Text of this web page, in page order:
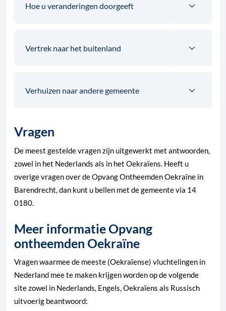
Hoe u veranderingen doorgeeft
Vertrek naar het buitenland
Verhuizen naar andere gemeente
Vragen
De meest gestelde vragen zijn uitgewerkt met antwoorden,
zowel in het Nederlands als in het Oekraïens. Heeft u
overige vragen over de Opvang Ontheemden Oekraïne in
Barendrecht, dan kunt u bellen met de gemeente via 14
0180.
Meer informatie Opvang
ontheemden Oekraïne
Vragen waarmee de meeste (Oekraïense) vluchtelingen in
Nederland mee te maken krijgen worden op de volgende
site zowel in Nederlands, Engels, Oekraïens als Russisch
uitvoerig beantwoord: